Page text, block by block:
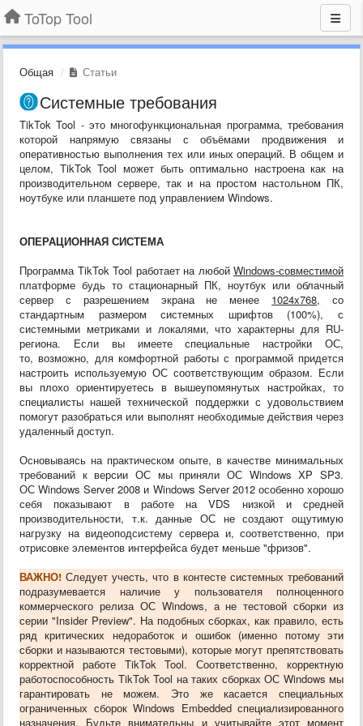
ToTop Tool
Общая Статьи
Системные требования
TikTok Tool - это многофункциональная программа, требования
которой напрямую связаны с объёмами продвижения и
оперативностью выполнения тех или иных операций. В общем и
целом, TikTok Tool может быть оптимально настроена как на
производительном сервере, так и на простом настольном ПК,
ноутбуке или планшете под управлением Windows.
ОПЕРАЦИОННАЯ СИСТЕМА
Программа TikTok Tool работает на любой Windows-совместимой
платформе будь то стационарный ПК, ноутбук или облачный
сервер с разрешением экрана не менее 1024x768, со
стандартным размером системных шрифтов (100%), с
системными метриками и локалями, что характерны для RU-
региона. Если вы имеете специальные настройки ОС,
то, возможно, для комфортной работы с программой придется
настроить используемую ОС соответствующим образом. Если
вы плохо ориентируетесь в вышеупомянутых настройках, то
специалисты нашей технической поддержки с удовольствием
помогут разобраться или выполнят необходимые действия через
удаленный доступ.
Основываясь на практическом опыте, в качестве минимальных
требований к версии ОС мы приняли ОС Windows XP SP3.
ОС Windows Server 2008 и Windows Server 2012 особенно хорошо
себя показывают в работе на VDS низкой и средней
производительности, т.к. данные ОС не создают ощутимую
нагрузку на видеоподсистему сервера и, соответственно, при
отрисовке элементов интерфейса будет меньше "фризов".
ВАЖНО! Следует учесть, что в контесте системных требований
подразумевается наличие у пользователя полноценного
коммерческого релиза ОС Windows, а не тестовой сборки из
серии "Insider Preview". На подобных сборках, как правило, есть
ряд критических недоработок и ошибок (именно потому эти
сборки и называются тестовыми), которые могут препятствовать
корректной работе TikTok Tool. Соответственно, корректную
работоспособность TikTok Tool на таких сборках ОС Windows мы
гарантировать не можем. Это же касается специальных
ограниченных сборок Windows Embedded специализированного
назначения. Будьте внимательны и учитывайте этот момент